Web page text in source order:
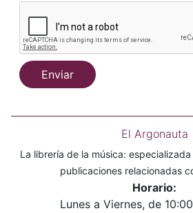
Enviar
El Argonauta
La librería de la música:
publicaciones relacionadas
Horario:
Lunes a Viernes, de